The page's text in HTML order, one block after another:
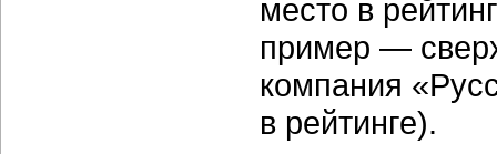
место в
пример —
компания
в рейтинге).